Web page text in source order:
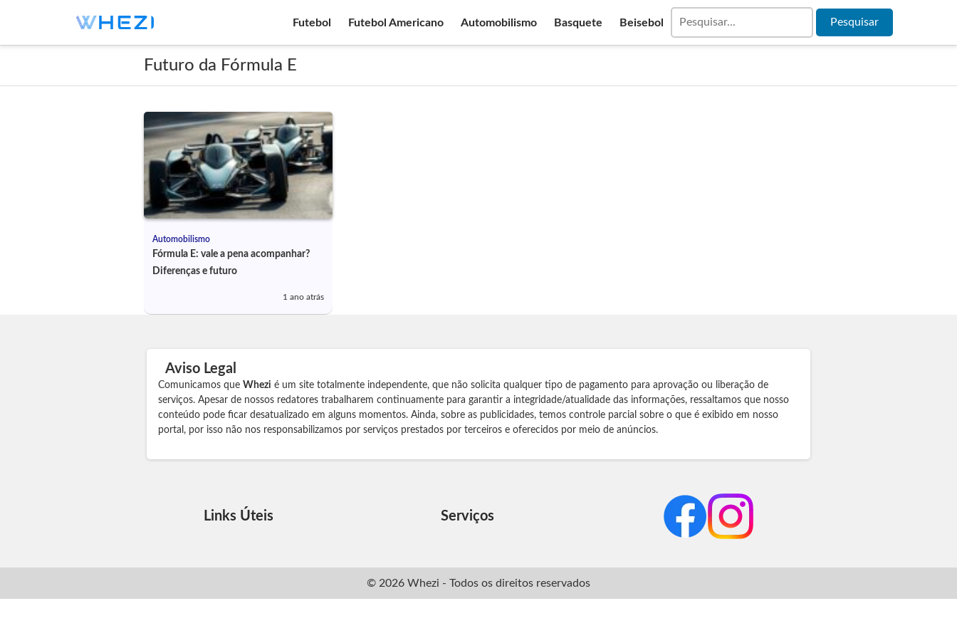
Futebol Futebol Americano Automobilismo Basquete Beisebol
Futuro da Fórmula E
Automobilismo
Fórmula E: vale a pena acompanhar?
Diferenças e futuro
1 ano atrás
Aviso Legal
Comunicamos que Whezi é um site totalmente independente, que não solicita qualquer tipo de pagamento para aprovação ou liberação de
serviços. Apesar de nossos redatores trabalharem continuamente para garantir a integridade/atualidade das informações, ressaltamos que nosso
conteúdo pode ficar desatualizado em alguns momentos. Ainda, sobre as publicidades, temos controle parcial sobre o que é exibido em nosso
portal, por isso não nos responsabilizamos por serviços prestados por terceiros e oferecidos por meio de anúncios.
Links Úteis Serviços
© 2026 Whezi - Todos os direitos reservados